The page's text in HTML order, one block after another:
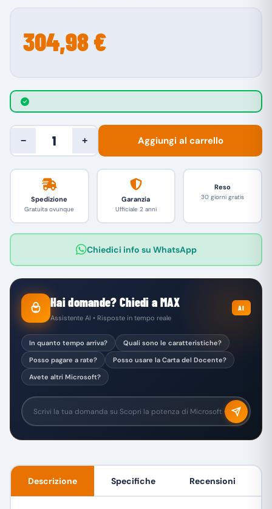
304,98 €
− + Aggiungi al carrello
Spedizione
Gratuita ovunque
Garanzia
Ufficiale 2 anni
Reso
30 giorni gratis
Chiedici info su WhatsApp
Hai domande? Chiedi a MAX
Assistente AI • Risposte in tempo reale
AI
In quanto tempo arriva?
Quali sono le caratteristiche?
Posso pagare a rate?
Posso usare la Carta del Docente?
Avete altri Microsoft?
Descrizione Specifiche Recensioni